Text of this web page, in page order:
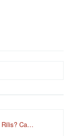
Rilis? Ca…